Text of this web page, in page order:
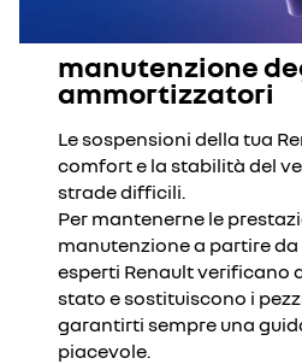
manutenzione
ammortizzatori
Le sospensioni della tua
comfort e la stabilità del
strade difficili.
Per mantenerne le
manutenzione a partire da
esperti Renault verificano
stato e sostituiscono i
garantirti sempre una
piacevole.